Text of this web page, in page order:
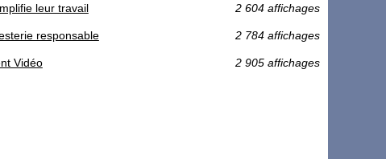
leur travail 2 604 affichages
responsable 2 784 affichages
Vidéo 2 905 affichages